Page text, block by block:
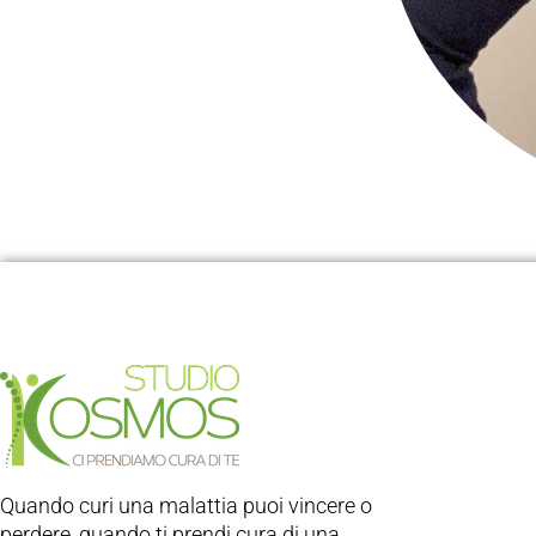
Quando curi una malattia puoi vincere o